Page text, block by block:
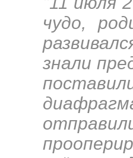
чудо,
знали